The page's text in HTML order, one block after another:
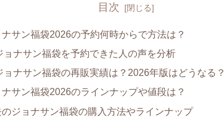
目次
ナサン福袋2026の予約何時からで方法は？
ョナサン福袋を予約できた人の声を分析
ョナサン福袋の再販実績は？2026年版はどうなる？
ナサン福袋2026のラインナップや値段は？
ジョナサン福袋の購入方法やラインナップ